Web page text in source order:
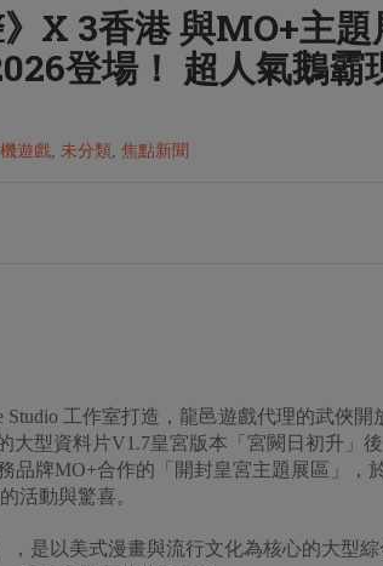
》X 3香港 與MO+主
登場！ 超人氣鵝霸
遊戲, 未分類, 焦點新聞
Studio 工作室打造，龍邑遊戲代理的武俠
大型資料片V1.7皇宮版本「宮闕日初升」
品牌MO+合作的「開封皇宮主題展區」，
活動與驚喜。
，是以美式漫畫與流行文化為核心的大型